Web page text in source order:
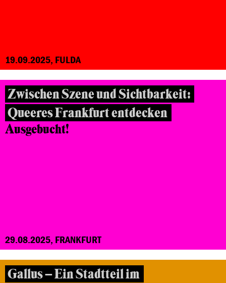
19.09.2025, FULDA
Zwischen Szene und Sichtbarkeit:
Queeres Frankfurt entdecken
Ausgebucht!
29.08.2025, FRANKFURT
Gallus – Ein Stadtteil im